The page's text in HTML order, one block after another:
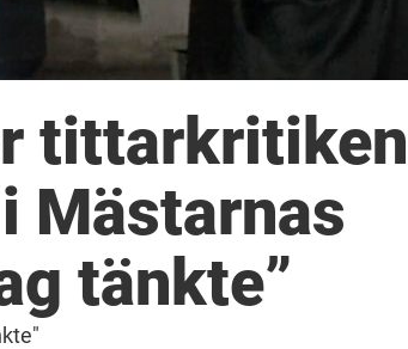
tittarkritiken
Mästarnas
tänkte”